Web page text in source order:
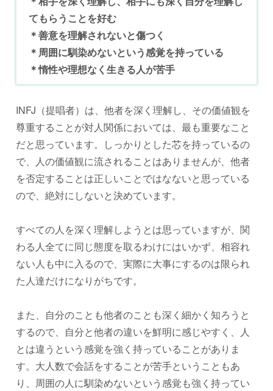
てもらうことを好む
＊善意を理解されないと傷つく
＊周囲に馴染めないという感覚を持っている
＊惰性や理想なく生きる人が苦手
INFJ（提唱者）は、他者を深く理解し、その価値観を
尊重することが対人関係においては、最も重要なこと
だと思っています。しっかりとした芯を持っているの
で、人の価値観に流されることはありませんが、他者
を否定することは正しいことではなないと思っている
ので、絶対にしないと決めています。
すべての人を深く理解しようとは思っていますが、関
わる人全てに同じ態度を取るわけにはいかず、相容れ
ない人も中に入るので、実際に大事にするのは限られ
た人達だけになりがちです。
また、自分のことも他者のことも深く細かく知ろうと
するので、自分と他者の違いを鮮明に感じやすく、人
とは違うという感覚を強く持っていることがありま
す。大人数で会話をすることが苦手ということもあ
り、周囲の人に馴染めないという感覚も強く持ってい